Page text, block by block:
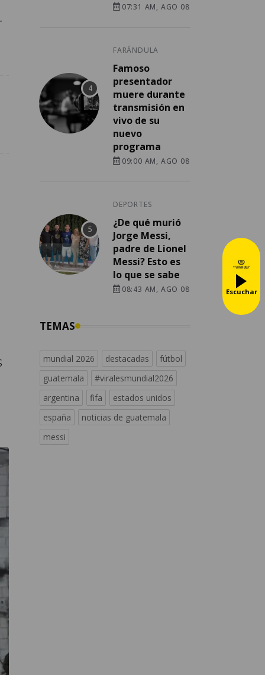
07:31 AM, AGO 08
FARÁNDULA
Famoso
presentador
muere durante
transmisión en
vivo de su
nuevo
programa
09:00 AM, AGO 08
DEPORTES
¿De qué murió
Jorge Messi,
padre de Lionel
Messi? Esto es
lo que se sabe
08:43 AM, AGO 08
TEMAS
mundial 2026 destacadas
fútbol
guatemala
#viralesmundial2026
argentina
fifa
estados unidos
españa
noticias de guatemala
messi
Escuchar